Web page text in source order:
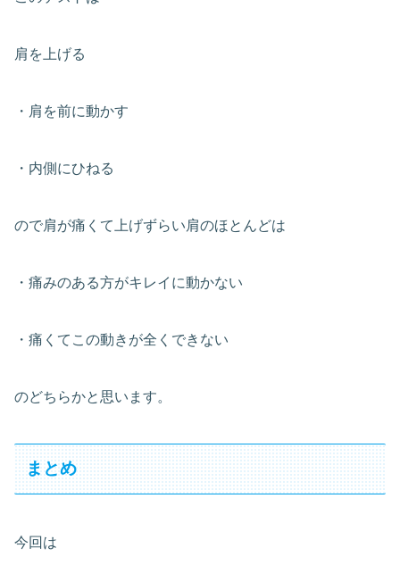
肩を上げる
・肩を前に動かす
・内側にひねる
ので肩が痛くて上げずらい肩のほとんどは
・痛みのある方がキレイに動かない
・痛くてこの動きが全くできない
のどちらかと思います。
まとめ
今回は